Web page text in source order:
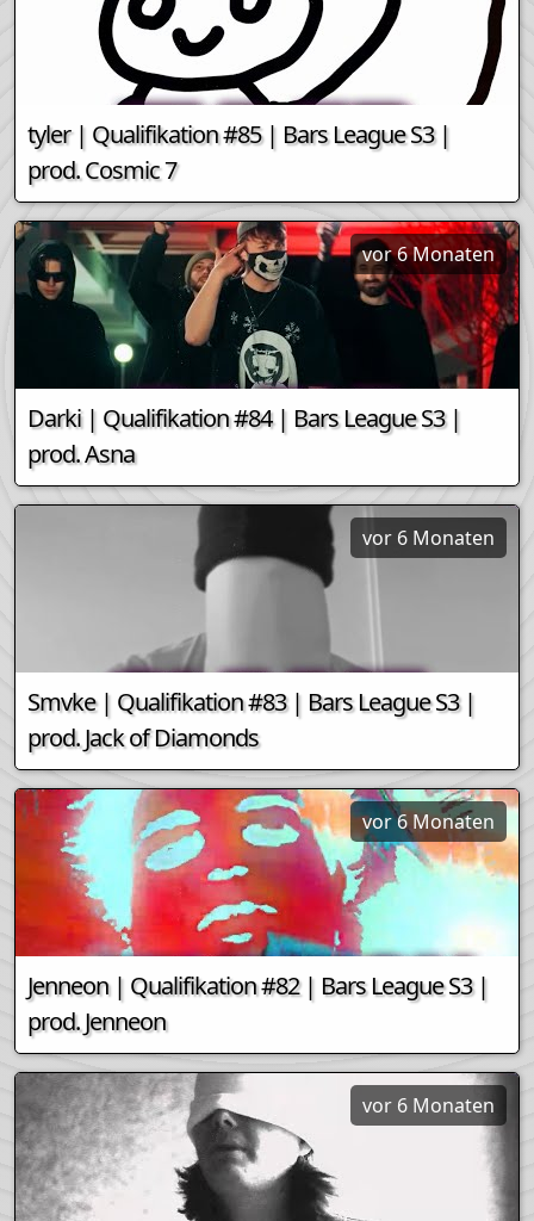
tyler | Qualifikation #85 | Bars League S3 |
prod. Cosmic 7
vor 6 Monaten
Darki | Qualifikation #84 | Bars League S3 |
prod. Asna
vor 6 Monaten
Smvke | Qualifikation #83 | Bars League S3 |
prod. Jack of Diamonds
vor 6 Monaten
Jenneon | Qualifikation #82 | Bars League S3 |
prod. Jenneon
vor 6 Monaten